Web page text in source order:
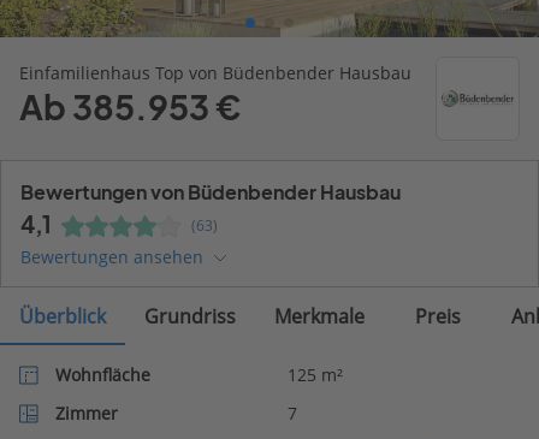
Einfamilienhaus Top von Büdenbender Hausbau
Ab 385.953 €
Bewertungen von Büdenbender Hausbau
4,1 (63)
Bewertungen ansehen
Überblick Grundriss Merkmale Preis
Wohnfläche
125 m²
Zimmer
7